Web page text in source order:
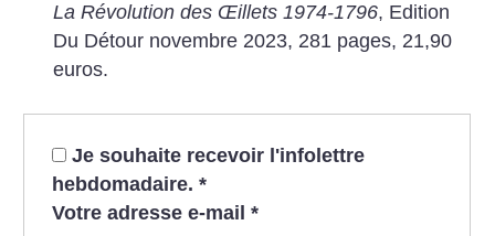
La Révolution des Œillets 1974-1796, Edition
Du Détour novembre 2023, 281 pages, 21,90
euros.
Je souhaite recevoir l'infolettre
hebdomadaire. *
Votre adresse e-mail *